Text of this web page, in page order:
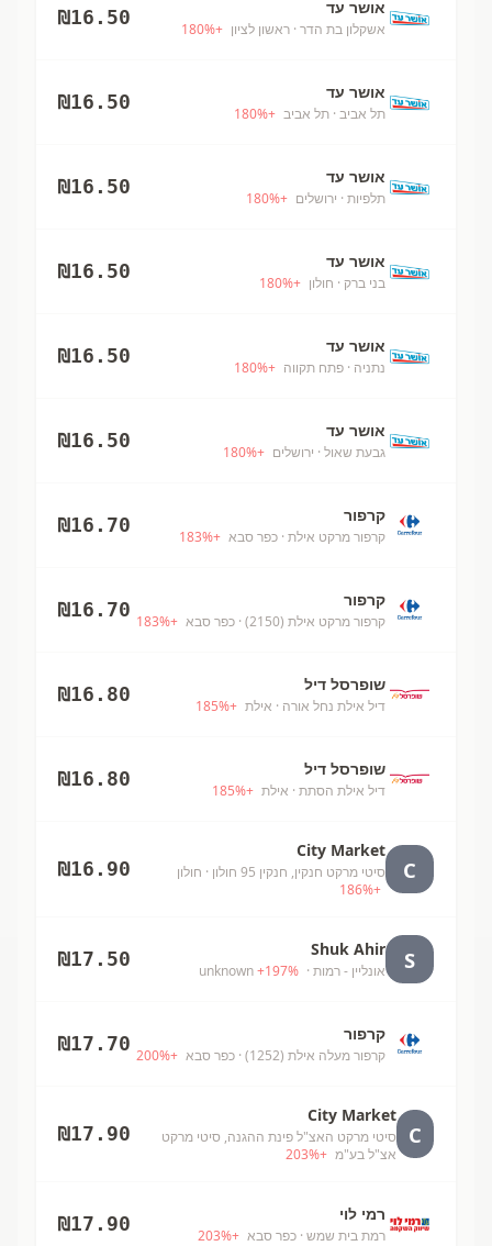
אושר עד
אשקלון בת הדר · ראשון לציון +
180%
₪16.50
אושר עד
תל אביב · תל אביב +
180%
₪16.50
אושר עד
תלפיות · ירושלים +
180%
₪16.50
אושר עד
בני ברק · חולון +
180%
₪16.50
אושר עד
נתניה · פתח תקווה +
180%
₪16.50
אושר עד
גבעת שאול · ירושלים +
180%
₪16.50
קרפור
קרפור מרקט אילת · כפר סבא +
183%
₪16.70
קרפור
קרפור מרקט אילת (2150) · כפר סבא +
183%
₪16.70
שופרסל דיל
דיל אילת נחל אורה · אילת +
185%
₪16.80
שופרסל דיל
דיל אילת הסתת · אילת +
185%
₪16.80
C
City Market
סיטי מרקט חנקין, חנקין 95 חולון
· חולון
+
186%
₪16.90
S
Shuk Ahir
אונליין - רמות · unknown
+197%
₪17.50
קרפור
קרפור מעלה אילת (1252) · כפר סבא +
200%
₪17.70
C
City Market
סיטי מרקט האצ"ל פינת ההגנה, סיטי מרקט
אצ"ל בע"מ +
203%
₪17.90
רמי לוי
רמת בית שמש · כפר סבא +
203%
₪17.90